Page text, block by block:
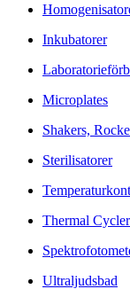
Inkubatorer
Microplates
Shakers,
Sterilisatorer
Thermal
Ultraljudsbad